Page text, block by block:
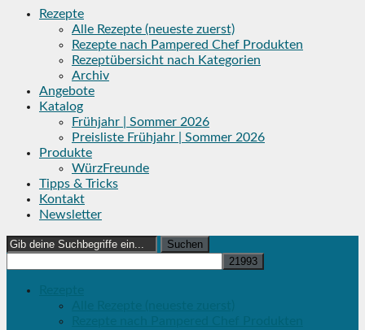
Rezepte
Alle Rezepte (neueste zuerst)
Rezepte nach Pampered Chef Produkten
Rezeptübersicht nach Kategorien
Archiv
Angebote
Katalog
Frühjahr | Sommer 2026
Preisliste Frühjahr | Sommer 2026
Produkte
WürzFreunde
Tipps & Tricks
Kontakt
Newsletter
Search
for: